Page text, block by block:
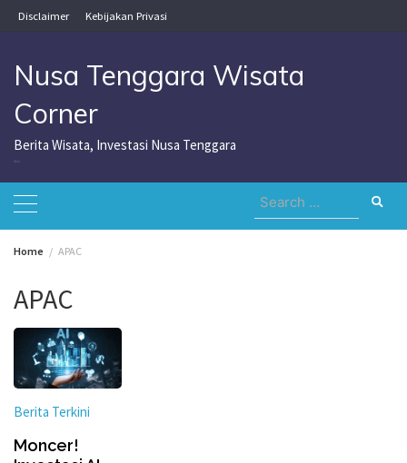
Skip
to
Disclaimer Kebijakan Privasi
Nusa Tenggara Wisata
Corner
Berita Wisata, Investasi Nusa Tenggara
Search
for:
Home APAC
APAC
Berita Terkini
Moncer!